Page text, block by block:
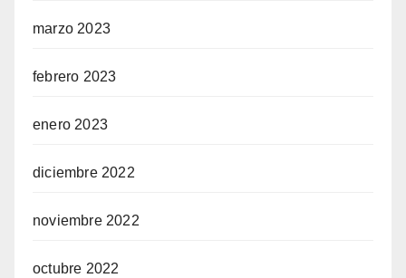
marzo 2023
febrero 2023
enero 2023
diciembre 2022
noviembre 2022
octubre 2022